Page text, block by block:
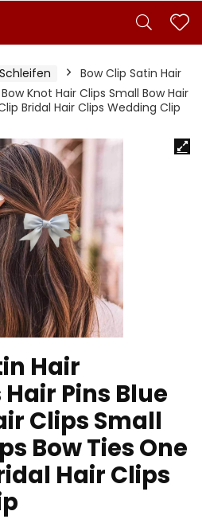
Bow Clip Satin Hair
Knot Hair Clips Small Bow Hair
Bridal Hair Clips Wedding Clip
Hair
Pins Blue
Clips Small
Bow Ties One
Hair Clips